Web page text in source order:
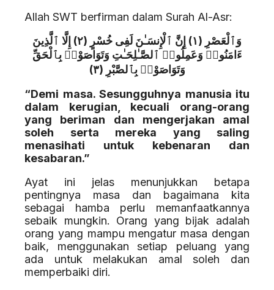
Allah SWT berfirman dalam Surah Al-Asr:
وَٱلْعَصْرِ (١) إِنَّ ٱلْإِنسَـٰنَ لَفِى خُسْرٍ (٢) إِلَّا ٱلَّذِينَ
ءَامَنُوا۟ وَعَمِلُوا۟ ٱلصَّـٰلِحَـٰتِ وَتَوَاصَوْا۟ بِٱلْحَقِّ
وَتَوَاصَوْا۟ بِٱلصَّبْرِ (٣)
“Demi masa. Sesungguhnya manusia itu
dalam kerugian, kecuali orang-orang
yang beriman dan mengerjakan amal
soleh serta mereka yang saling
menasihati untuk kebenaran dan
kesabaran.”
Ayat ini jelas menunjukkan betapa
pentingnya masa dan bagaimana kita
sebagai hamba perlu memanfaatkannya
sebaik mungkin. Orang yang bijak adalah
orang yang mampu mengatur masa dengan
baik, menggunakan setiap peluang yang
ada untuk melakukan amal soleh dan
memperbaiki diri.